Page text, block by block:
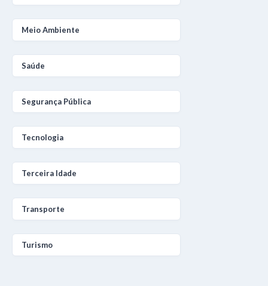
Meio Ambiente
Saúde
Segurança Pública
Tecnologia
Terceira Idade
Transporte
Turismo